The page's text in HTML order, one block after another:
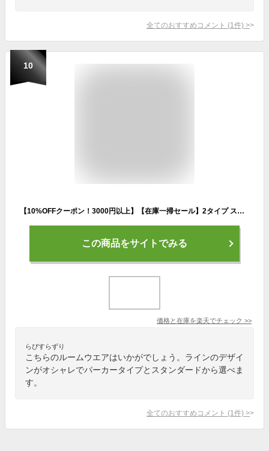
全てのおすすめコメント (1 件) >
10
【10%OFFクーポン！3000円以上】【在庫一掃セール】2タイプ スウェット ライン入り 上下 セット ルームウェア 部屋着 上下セット レディース トップス ルームウェア レディース 長袖 部屋着 セットアップ レディース 部屋着 可愛い
この商品をサイトでみる
価格と在庫を楽天でチェック >>
らぴすらずり
こちらのルームウエアはいかがでしょう。ラインのデザイ
ンがオシャレでパーカータイプとスタンダードから選べま
す。
全てのおすすめコメント (1 件) >